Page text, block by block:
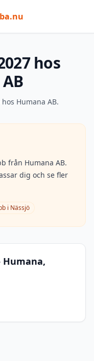
hos
Humana AB.
från Humana AB.
dig och se fler
i Nässjö
Humana,